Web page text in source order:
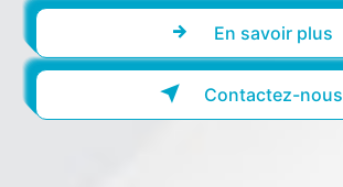
En savoir plus
Contactez-nous